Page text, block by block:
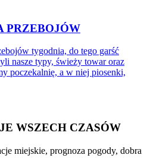
PRZEBOJÓW
tygodnia, do tego garść
nasze typy, świeży towar oraz
poczekalnię, a w niej piosenki,
WSZECH CZASÓW
miejskie, prognoza pogody, dobra